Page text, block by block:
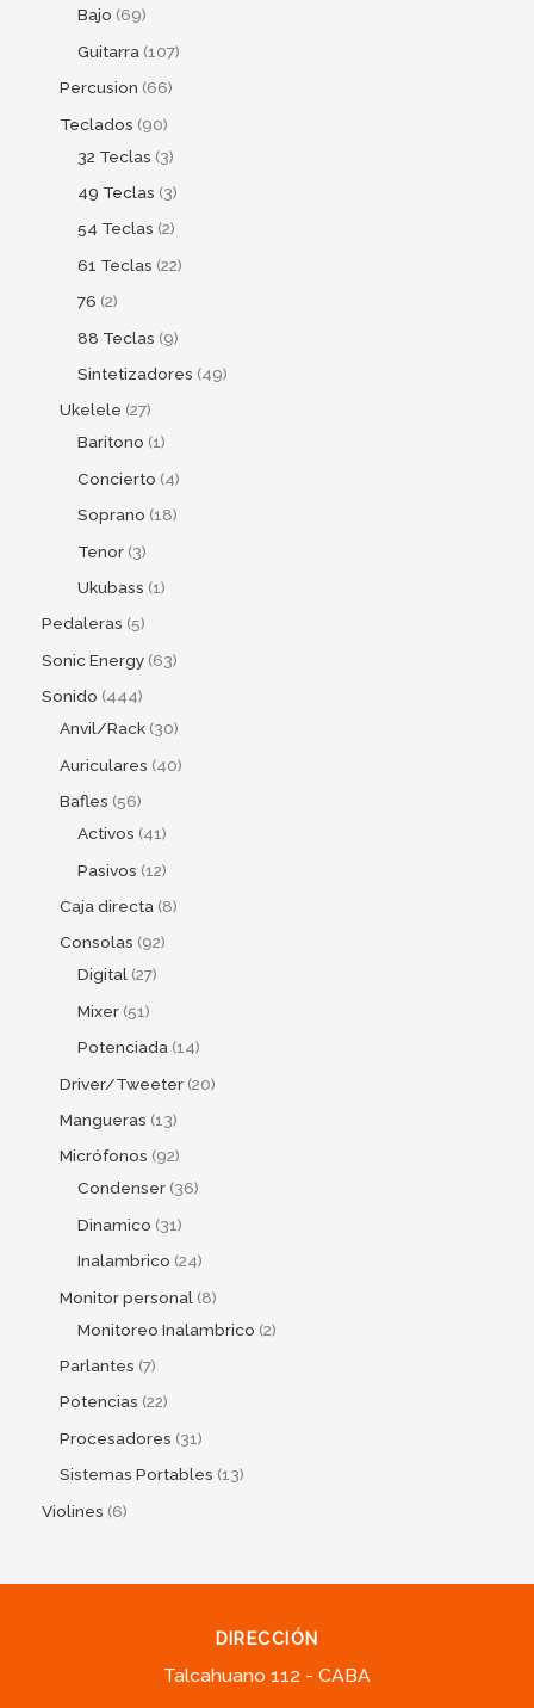
Bajo 69
Guitarra 107
Percusion 66
Teclados 90
32 Teclas 3
49 Teclas 3
54 Teclas 2
61 Teclas 22
76 2
88 Teclas 9
Sintetizadores 49
Ukelele 27
Baritono 1
Concierto 4
Soprano 18
Tenor 3
Ukubass 1
Pedaleras 5
Sonic Energy 63
Sonido 444
Anvil/Rack 30
Auriculares 40
Bafles 56
Activos 41
Pasivos 12
Caja directa 8
Consolas 92
Digital 27
Mixer 51
Potenciada 14
Driver/Tweeter 20
Mangueras 13
Micrófonos 92
Condenser 36
Dinamico 31
Inalambrico 24
Monitor personal 8
Monitoreo Inalambrico 2
Parlantes 7
Potencias 22
Procesadores 31
Sistemas Portables 13
Violines 6
DIRECCIÓN
Talcahuano 112 - CABA